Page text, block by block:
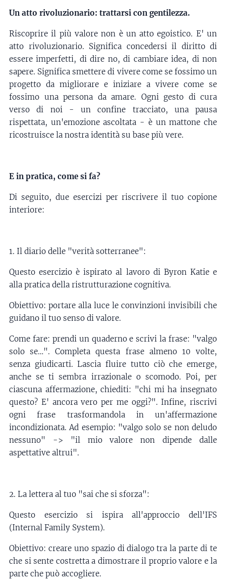
Un atto rivoluzionario: trattarsi con gentilezza.
Riscoprire il più valore non è un atto egoistico. E' un
atto rivoluzionario. Significa concedersi il diritto di
essere imperfetti, di dire no, di cambiare idea, di non
sapere. Significa smettere di vivere come se fossimo un
progetto da migliorare e iniziare a vivere come se
fossimo una persona da amare. Ogni gesto di cura
verso di noi - un confine tracciato, una pausa
rispettata, un'emozione ascoltata - è un mattone che
ricostruisce la nostra identità su base più vere.
E in pratica, come si fa?
Di seguito, due esercizi per riscrivere il tuo copione
interiore:
1. Il diario delle "verità sotterranee":
Questo esercizio è ispirato al lavoro di Byron Katie e
alla pratica della ristrutturazione cognitiva.
Obiettivo: portare alla luce le convinzioni invisibili che
guidano il tuo senso di valore.
Come fare: prendi un quaderno e scrivi la frase: "valgo
solo se…". Completa questa frase almeno 10 volte,
senza giudicarti. Lascia fluire tutto ciò che emerge,
anche se ti sembra irrazionale o scomodo. Poi, per
ciascuna affermazione, chiediti: "chi mi ha insegnato
questo? E' ancora vero per me oggi?". Infine, riscrivi
ogni frase trasformandola in un'affermazione
incondizionata. Ad esempio: "valgo solo se non deludo
nessuno" -> "il mio valore non dipende dalle
aspettative altrui".
2. La lettera al tuo "sai che si sforza":
Questo esercizio si ispira all'approccio dell'IFS
(Internal Family System).
Obiettivo: creare uno spazio di dialogo tra la parte di te
che si sente costretta a dimostrare il proprio valore e la
parte che può accogliere.